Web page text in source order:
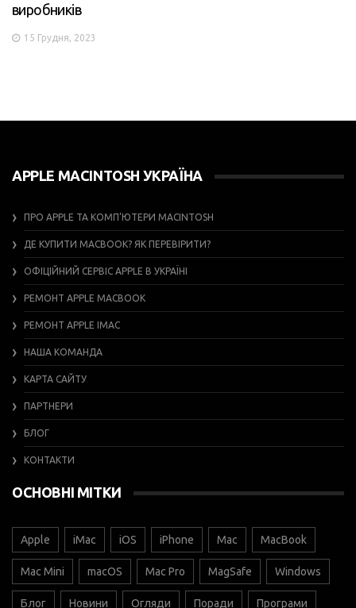
виробників
15 Грудня, 2023
APPLE MACINTOSH УКРАЇНА
ПРО APPLE ТА КОМП’ЮТЕРИ MACINTOSH
ДЕ КУПИТИ MACBOOK? ЯК ПЕРЕВІРИТИ?
ОФІЦІЙНИЙ СЕРВІС APPLE В УКРАЇНІ
РЕМОНТ APPLE MACBOOK
РЕМОНТ APPLE IMAC
НАША КОМАНДА
КАРТА САЙТУ
ПАРТНЕРИ
БЛОГ
КОНТАКТИ
ОСНОВНІ МІТКИ
Apple iMac iOS iPhone Mac MacBook
Mac Mini macOS Mac Pro MagSafe Windows
Блог Новини Огляди Поради Програми